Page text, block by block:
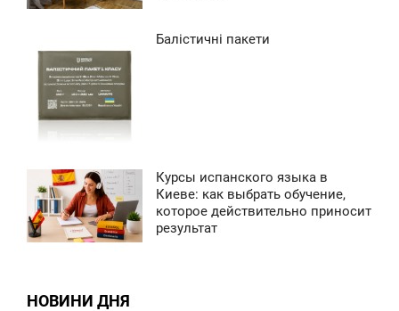
Балістичні пакети
Курсы испанского языка в
Киеве: как выбрать обучение,
которое действительно приносит
результат
НОВИНИ ДНЯ